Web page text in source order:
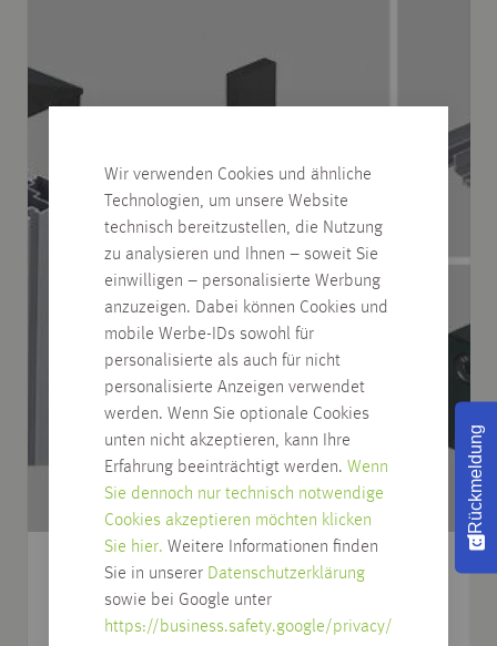
Wir verwenden Cookies und ähnliche
Technologien, um unsere Website
technisch bereitzustellen, die Nutzung
zu analysieren und Ihnen – soweit Sie
einwilligen – personalisierte Werbung
anzuzeigen. Dabei können Cookies und
mobile Werbe-IDs sowohl für
personalisierte als auch für nicht
personalisierte Anzeigen verwendet
werden. Wenn Sie optionale Cookies
unten nicht akzeptieren, kann Ihre
Erfahrung beeinträchtigt werden. Wenn
Sie dennoch nur technisch notwendige
Cookies akzeptieren möchten klicken
Sie hier. Weitere Informationen finden
Sie in unserer Datenschutzerklärung
sowie bei Google unter
https://business.safety.google/privacy/
ZUBEHÖR SICHTSCHUTZZÄUNE
Rückmeldung